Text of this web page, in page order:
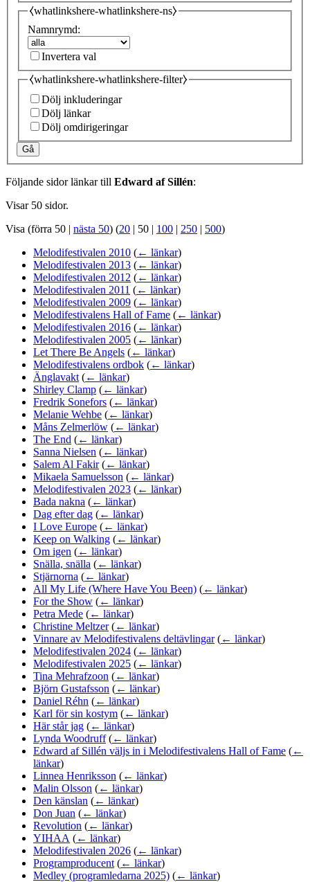
⧼whatlinkshere-whatlinkshere-ns⧽
Namnrymd:
Invertera val
⧼whatlinkshere-whatlinkshere-filter⧽
Dölj inkluderingar
Dölj länkar
Dölj omdirigeringar
Gå
Följande sidor länkar till Edward af Sillén:
Visar 50 sidor.
Visa (förra 50 | nästa 50) (20 | 50 | 100 | 250 | 500)
Melodifestivalen 2010 (← länkar)
Melodifestivalen 2013 (← länkar)
Melodifestivalen 2012 (← länkar)
Melodifestivalen 2011 (← länkar)
Melodifestivalen 2009 (← länkar)
Melodifestivalens Hall of Fame (← länkar)
Melodifestivalen 2016 (← länkar)
Melodifestivalen 2005 (← länkar)
Let There Be Angels (← länkar)
Melodifestivalens ordbok (← länkar)
Änglavakt (← länkar)
Shirley Clamp (← länkar)
Fredrik Sonefors (← länkar)
Melanie Wehbe (← länkar)
Måns Zelmerlöw (← länkar)
The End (← länkar)
Sanna Nielsen (← länkar)
Salem Al Fakir (← länkar)
Mikaela Samuelsson (← länkar)
Melodifestivalen 2023 (← länkar)
Bada nakna (← länkar)
Dag efter dag (← länkar)
I Love Europe (← länkar)
Keep on Walking (← länkar)
Om igen (← länkar)
Snälla, snälla (← länkar)
Stjärnorna (← länkar)
All My Life (Where Have You Been) (← länkar)
For the Show (← länkar)
Petra Mede (← länkar)
Christine Meltzer (← länkar)
Vinnare av Melodifestivalens deltävlingar (← länkar)
Melodifestivalen 2024 (← länkar)
Melodifestivalen 2025 (← länkar)
Tina Mehrafzoon (← länkar)
Björn Gustafsson (← länkar)
Daniel Réhn (← länkar)
Karl för sin kostym (← länkar)
Här står jag (← länkar)
Lynda Woodruff (← länkar)
Edward af Sillén väljs in i Melodifestivalens Hall of Fame (←
länkar)
Linnea Henriksson (← länkar)
Malin Olsson (← länkar)
Den känslan (← länkar)
Don Juan (← länkar)
Revolution (← länkar)
YIHAA (← länkar)
Melodifestivalen 2026 (← länkar)
Programproducent (← länkar)
Medley (programledarna 2025) (← länkar)